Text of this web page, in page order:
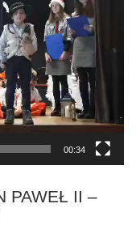
00:34
PAWEŁ II –